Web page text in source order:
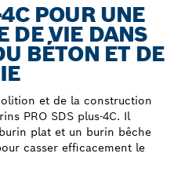
POUR UNE
DE VIE DANS
BÉTON ET DE
et de la construction
PRO SDS plus-4C. Il
plat et un burin bêche
casser efficacement le